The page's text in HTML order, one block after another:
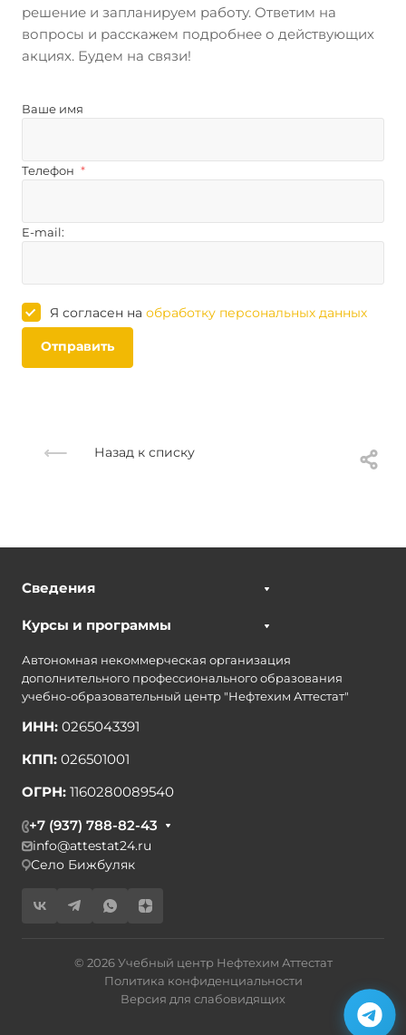
решение и запланируем работу. Ответим на
вопросы и расскажем подробнее о действующих
акциях. Будем на связи!
Ваше имя
Телефон *
E-mail:
Я согласен на обработку персональных данных
Отправить
Назад к списку
Сведения
Курсы и программы
Автономная некоммерческая организация
дополнительного профессионального образования
учебно-образовательный центр "Нефтехим Аттестат"
ИНН: 0265043391
КПП: 026501001
ОГРН: 1160280089540
+7 (937) 788-82-43
info@attestat24.ru
Село Бижбуляк
© 2026 Учебный центр Нефтехим Аттестат
Политика конфиденциальности
Версия для слабовидящих